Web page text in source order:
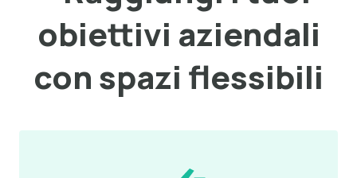
obiettivi aziendali
con spazi flessibili